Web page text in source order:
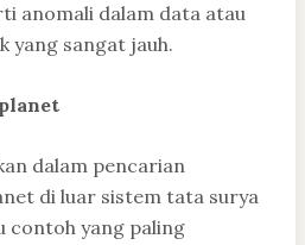
anomali dalam data atau
yang sangat jauh.
dalam pencarian
di luar sistem tata surya
contoh yang paling